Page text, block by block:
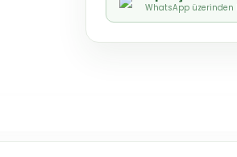
WhatsApp üzerinden